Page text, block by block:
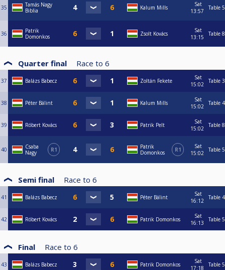
35
Tamás Nagy
Biblia
Kalum Mills
Sat
13:57
Table 5
36
Patrik
Domonkos
Zsolt Kovács
Sat
13:15
Table 8
Quarter final Race to 6
37 Balázs Babecz Zoltán Fekete
Sat
15:02
Table 3
38 Péter Bálint Kalum Mills
Sat
15:02
Table 4
39 Róbert Kovács Patrik Pelt
Sat
15:02
Table 8
40
Csaba
Nagy
R1
Patrik
Domonkos
R1
Sat
15:02
Table 5
Semi final Race to 6
41 Balázs Babecz Péter Bálint
Sat
16:12
Table 4
42 Róbert Kovács Patrik Domonkos
Sat
16:13
Table 5
Final Race to 6
43 Balázs Babecz Patrik Domonkos
Sat
17:18
Table 5